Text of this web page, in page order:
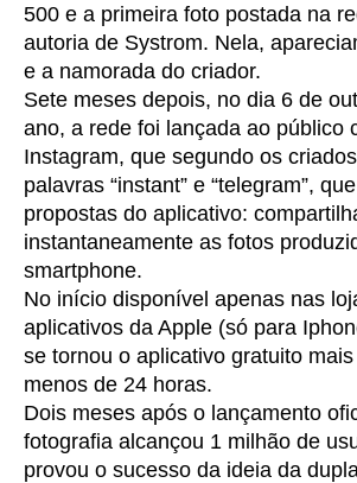
500 e a primeira foto postada na
autoria de Systrom. Nela,
e a namorada do criador.
Sete meses depois, no dia 6 de
ano, a rede foi lançada ao público
Instagram, que segundo os
palavras “instant” e “telegram”,
propostas do aplicativo:
instantaneamente as fotos
smartphone.
No início disponível apenas nas
aplicativos da Apple (só para
se tornou o aplicativo gratuito
menos de 24 horas.
Dois meses após o lançamento
fotografia alcançou 1 milhão de
provou o sucesso da ideia da